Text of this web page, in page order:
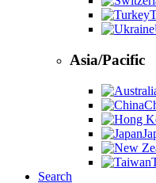
Asia/Pacific
Search